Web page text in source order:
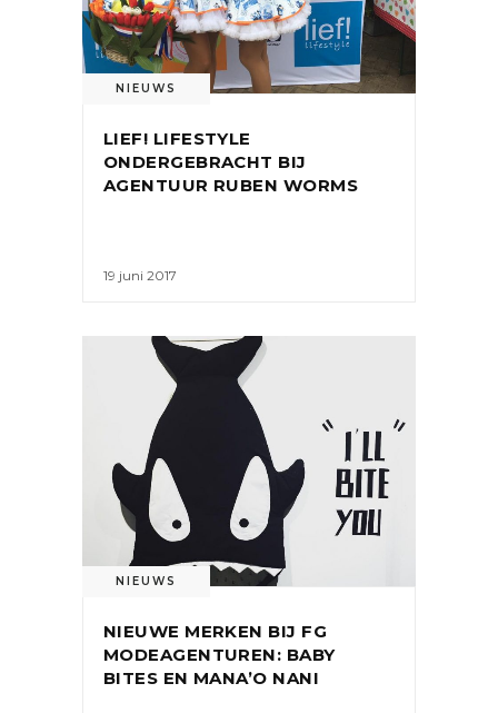
NIEUWS
LIEF! LIFESTYLE
ONDERGEBRACHT BIJ
AGENTUUR RUBEN WORMS
19 juni 2017
NIEUWS
NIEUWE MERKEN BIJ FG
MODEAGENTUREN: BABY
BITES EN MANA’O NANI